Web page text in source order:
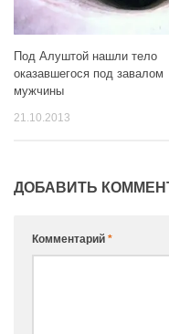
Под Алуштой нашли тело
оказавшегося под завалом
мужчины
21.10.2013
ДОБАВИТЬ
Комментарий *